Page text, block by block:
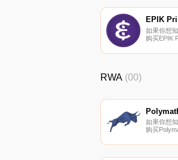
Uniswap（
加密货币
列表.
EPIK
如果你想
购买EPIK
所是Bitrue
RWA (00)
如果你想
购买
交易所是